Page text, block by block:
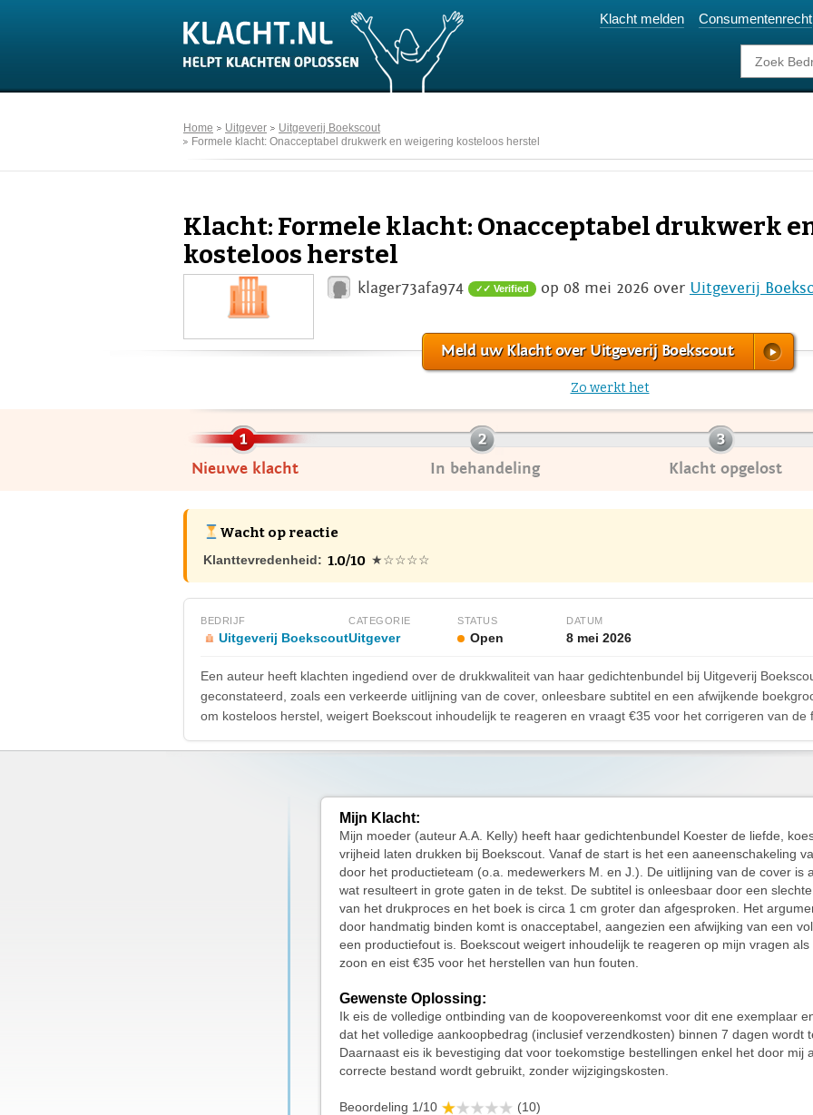
Klacht melden Consumentenrecht
Home Uitgever
Uitgeverij Boekscout
Formele klacht: Onacceptabel drukwerk en weigering kosteloos herstel
Klacht: Formele klacht: Onacceptabel drukwerk
kosteloos herstel
klager73afa974 ✓ Verified op 08 mei 2026 over Uitgeverij
Meld uw Klacht over Uitgeverij Boekscout
Zo werkt het
Nieuwe klacht In behandeling Klacht opgelost
Wacht op reactie
Klanttevredenheid: 1.0/10 ★☆☆☆☆
BEDRIJF
Uitgeverij Boekscout
CATEGORIE
Uitgever
STATUS
Open
DATUM
8 mei 2026
Een auteur heeft klachten ingediend over de drukkwaliteit van haar gedichtenbundel bij Uitgeverij
geconstateerd, zoals een verkeerde uitlijning van de cover, onleesbare subtitel en een afwijkende
om kosteloos herstel, weigert Boekscout inhoudelijk te reageren en vraagt €35 voor het corrigeren van de
Mijn Klacht:
Mijn moeder (auteur A.A. Kelly) heeft haar gedichtenbundel Koester de liefde,
vrijheid laten drukken bij Boekscout. Vanaf de start is het een aaneenschakeling
door het productieteam (o.a. medewerkers M. en J.). De uitlijning van de cover is
wat resulteert in grote gaten in de tekst. De subtitel is onleesbaar door een
van het drukproces en het boek is circa 1 cm groter dan afgesproken. Het
door handmatig binden komt is onacceptabel, aangezien een afwijking van een
een productiefout is. Boekscout weigert inhoudelijk te reageren op mijn vragen als
zoon en eist €35 voor het herstellen van hun fouten.
Gewenste Oplossing:
Ik eis de volledige ontbinding van de koopovereenkomst voor dit ene exemplaar
dat het volledige aankoopbedrag (inclusief verzendkosten) binnen 7 dagen wordt
Daarnaast eis ik bevestiging dat voor toekomstige bestellingen enkel het door mij
correcte bestand wordt gebruikt, zonder wijzigingskosten.
Beoordeling 1/10 (10)